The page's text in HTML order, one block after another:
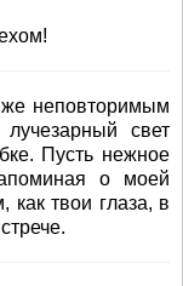
же неповторимым
свет
Пусть нежное
о моей
как твои глаза, в